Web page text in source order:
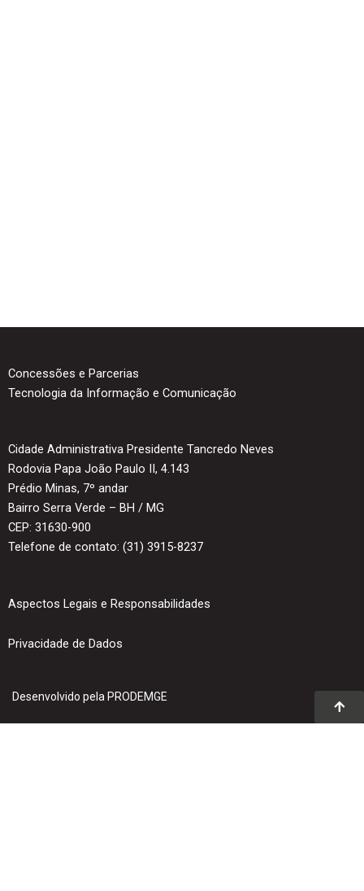
Concessões e Parcerias
Tecnologia da Informação e Comunicação
Cidade Administrativa Presidente Tancredo Neves
Rodovia Papa João Paulo II, 4.143
Prédio Minas, 7º andar
Bairro Serra Verde – BH / MG
CEP: 31630-900
Telefone de contato: (31) 3915-8237
Aspectos Legais e Responsabilidades
Privacidade de Dados
Desenvolvido pela PRODEMGE